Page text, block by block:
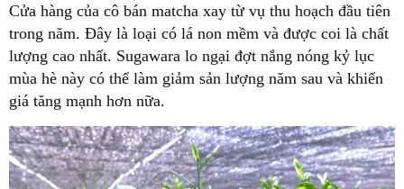
Cửa hàng của cô bán matcha xay từ vụ thu hoạch đầu tiên
trong năm. Đây là loại có lá non mềm và được coi là chất
lượng cao nhất. Sugawara lo ngại đợt nắng nóng kỷ lục
mùa hè này có thể làm giảm sản lượng năm sau và khiến
giá tăng mạnh hơn nữa.